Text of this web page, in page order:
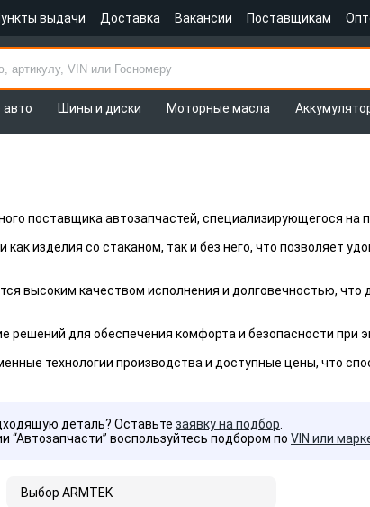
выдачи Доставка Вакансии Поставщикам
авто Шины и диски Моторные масла
поставщика автозапчастей, специализирующегося на
изделия со стаканом, так и без него, что позволяет
высоким качеством исполнения и долговечностью,
решений для обеспечения комфорта и безопасности при
технологии производства и доступные цены, что
деталь? Оставьте заявку на подбор
“Автозапчасти” воспользуйтесь подбором по VIN или
Выбор ARMTEK